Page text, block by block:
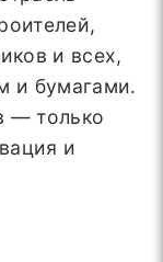
и всех,
и бумагами.
— только
и